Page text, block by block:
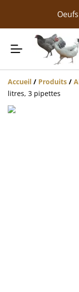
Accueil / Produits /
litres, 3 pipettes